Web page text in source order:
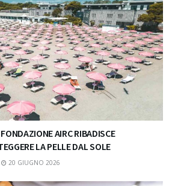
AIRC RIBADISCE
LA PELLE DAL SOLE
20 GIUGNO 2026